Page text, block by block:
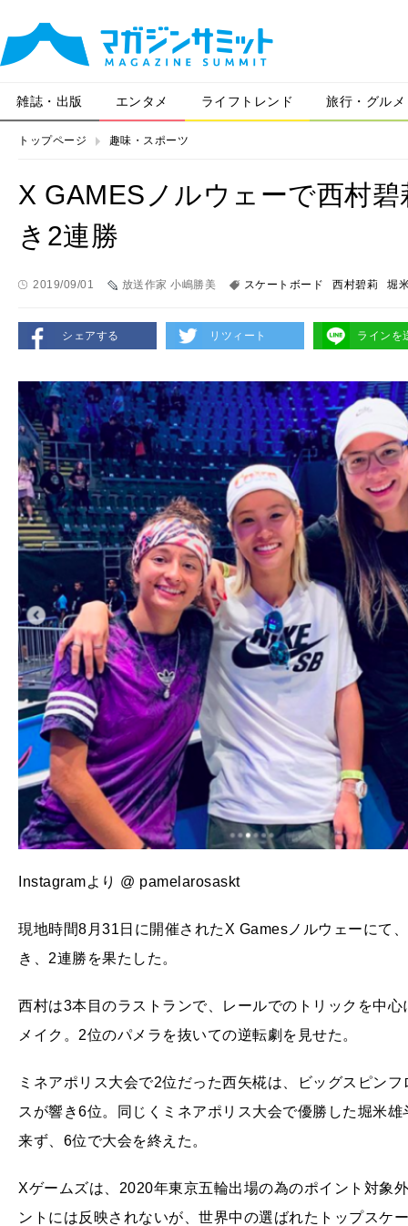
雑誌・出版 エンタメ ライフトレンド 旅行・グルメ
トップページ 趣味・スポーツ
X GAMESノルウェーで西村
き2連勝
2019/09/01 放送作家 小嶋勝美 スケートボード 西村碧莉 堀
シェアする リツィート ラインを
Instagramより @ pamelarosaskt
現地時間8月31日に開催されたX Gamesノルウェーにて
き、2連勝を果たした。
西村は3本目のラストランで、レールでのトリックを中
メイク。2位のパメラを抜いての逆転劇を見せた。
ミネアポリス大会で2位だった西矢椛は、ビッグスピン
スが響き6位。同じくミネアポリス大会で優勝した堀米
来ず、6位で大会を終えた。
Xゲームズは、2020年東京五輪出場の為のポイント対象
ントには反映されないが、世界中の選ばれたトップスケ